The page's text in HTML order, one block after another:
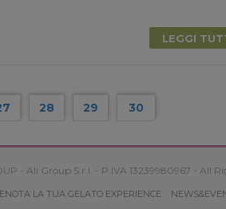
LEGGI
28 29 30
- Ali Group S.r.l. - P.IVA 13239980967 - All
LA TUA GELATO EXPERIENCE